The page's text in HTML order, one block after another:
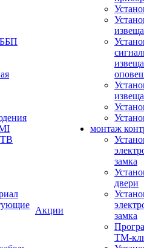
ТВ
Акции
монтаж
замка
двери
замка
ТМ-